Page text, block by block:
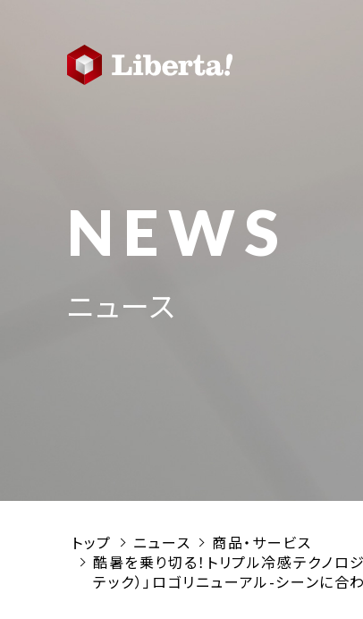
NEWS
ニュース
トップ ニュース
商品・サービス
酷暑を乗り切る！トリプル冷感テクノロ
テック）」ロゴリニューアル-シーンに